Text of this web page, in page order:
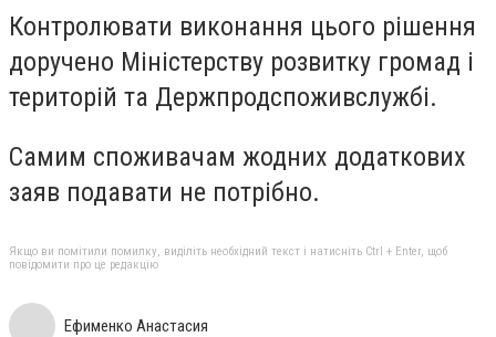
Контролювати виконання цього рішення
доручено Міністерству розвитку громад і
територій та Держпродспоживслужбі.
Самим споживачам жодних додаткових
заяв подавати не потрібно.
Якщо ви помітили помилку, виділіть необхідний текст і натисніть Ctrl + Enter, щоб
повідомити про це редакцію
Ефименко Анастасия